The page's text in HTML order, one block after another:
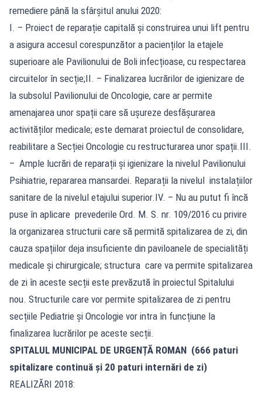
remediere până la sfârșitul anului 2020:
I. – Proiect de reparație capitală și construirea unui lift pentru
a asigura accesul corespunzător a pacienților la etajele
superioare ale Pavilionului de Boli infecțioase, cu respectarea
circuitelor în secție;II. – Finalizarea lucrărilor de igienizare de
la subsolul Pavilionului de Oncologie, care ar permite
amenajarea unor spații care să ușureze desfășurarea
activităților medicale; este demarat proiectul de consolidare,
reabilitare a Secției Oncologie cu restructurarea unor spații.III.
– Ample lucrări de reparații și igienizare la nivelul Pavilionului
Psihiatrie, repararea mansardei. Reparații la nivelul instalațiilor
sanitare de la nivelul etajului superior.IV. – Nu au putut fi încă
puse în aplicare prevederile Ord. M. S. nr. 109/2016 cu privire
la organizarea structurii care să permită spitalizarea de zi, din
cauza spațiilor deja insuficiente din paviloanele de specialități
medicale și chirurgicale; structura care va permite spitalizarea
de zi în aceste secții este prevăzută în proiectul Spitalului
nou. Structurile care vor permite spitalizarea de zi pentru
secțiile Pediatrie și Oncologie vor intra în funcțiune la
finalizarea lucrărilor pe aceste secții.
SPITALUL MUNICIPAL DE URGENȚĂ ROMAN (666 paturi
spitalizare continuă și 20 paturi internări de zi)
REALIZĂRI 2018: